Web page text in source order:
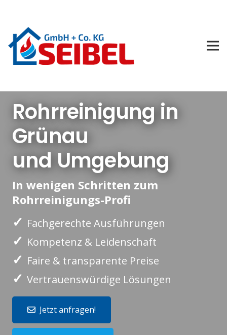
Rohrreinigung in
Grünau
und Umgebung
In wenigen Schritten zum
Rohrreinigungs-Profi
✓ Fachgerechte Ausführungen
✓ Kompetenz & Leidenschaft
✓ Faire & transparente Preise
✓ Vertrauenswürdige Lösungen
Jetzt anfragen!